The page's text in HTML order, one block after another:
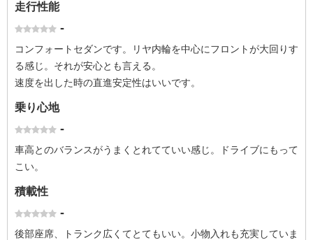
走行性能
-
コンフォートセダンです。リヤ内輪を中心にフロントが大回りす
る感じ。それが安心とも言える。
速度を出した時の直進安定性はいいです。
乗り心地
-
車高とのバランスがうまくとれてていい感じ。ドライブにもって
こい。
積載性
-
後部座席、トランク広くてとてもいい。小物入れも充実していま